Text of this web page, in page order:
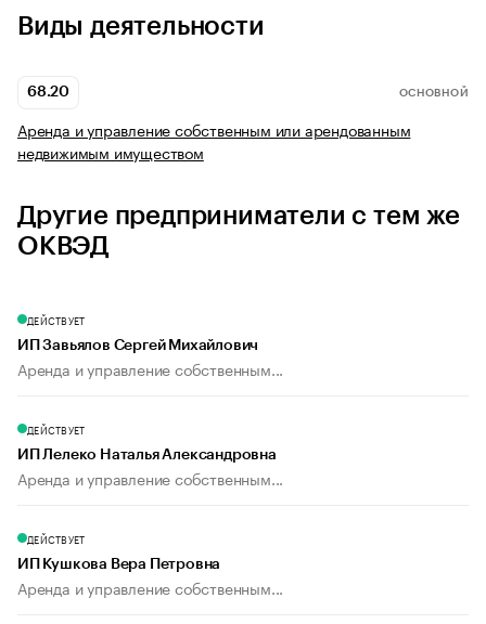
Виды деятельности
68.20 ОСНОВНОЙ
Аренда и управление собственным или арендованным
недвижимым имуществом
Другие предприниматели с тем же
ОКВЭД
ДЕЙСТВУЕТ
ИП Завьялов Сергей Михайлович
Аренда и управление собственным...
ДЕЙСТВУЕТ
ИП Лелеко Наталья Александровна
Аренда и управление собственным...
ДЕЙСТВУЕТ
ИП Кушкова Вера Петровна
Аренда и управление собственным...